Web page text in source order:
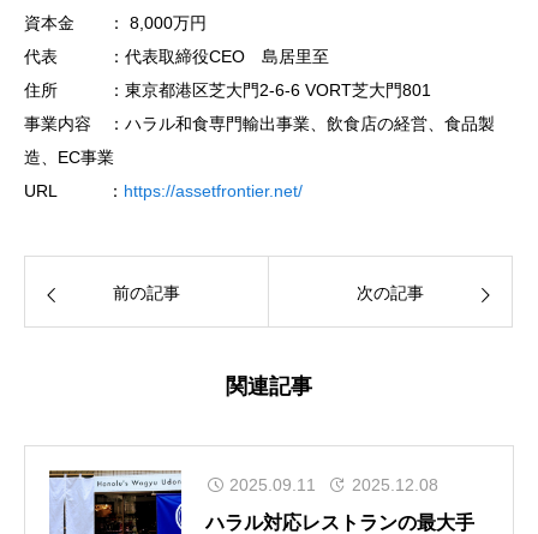
資本金 ： 8,000万円
代表 ：代表取締役CEO 島居里至
住所 ：東京都港区芝大門2-6-6 VORT芝大門801
事業内容 ：ハラル和食専門輸出事業、飲食店の経営、食品製
造、EC事業
URL ： https://assetfrontier.net/
前の記事 次の記事
関連記事
2025.09.11 2025.12.08
ハラル対応レストランの最大手